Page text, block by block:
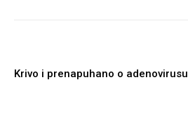
Krivo i prenapuhano o adenovirusu